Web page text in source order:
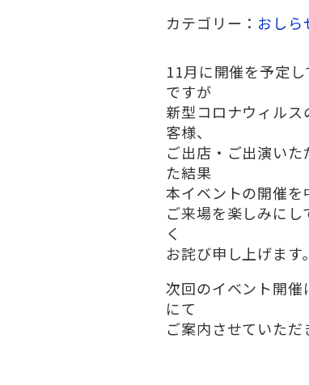
カテゴリー： おしら
11月に開催を予定
ですが
新型コロナウィル
客様、
ご出店・ご出演い
た結果
本イベントの開催を
ご来場を楽しみに
く
お詫び申し上げます。
次回のイベント開
にて
ご案内させていただ
令和2年9